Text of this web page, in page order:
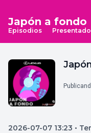
Japón a fondo
Episodios
2026-07-07 13:23 •